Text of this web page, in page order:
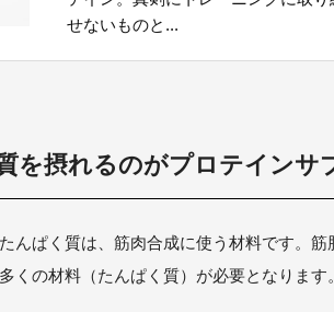
せないものと...
を摂れるのがプロテインサ
んぱく質は、筋肉合成に使う材料です。
くの材料（たんぱく質）が必要となります。